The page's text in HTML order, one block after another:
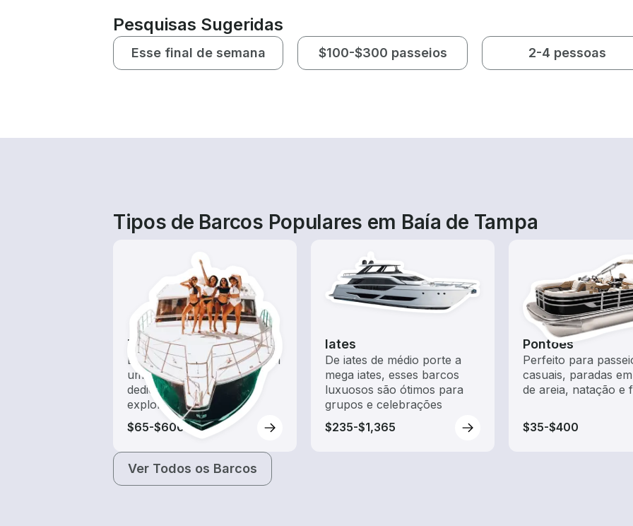
Pesquisas Sugeridas
Esse final de semana $100-$300 passeios 2-4 pessoas
Tipos de Barcos Populares em Baía de Tampa
Tours
Explore as águas locais com
um aluguel de barco
dedicado a passeios e
exploração
$65-$600
Iates
De iates de médio porte a
mega iates, esses barcos
luxuosos são ótimos para
grupos e celebrações
$235-$1,365
Pontões
Perfeito para
casuais, paradas
de areia, natação e
$35-$400
Ver Todos os Barcos